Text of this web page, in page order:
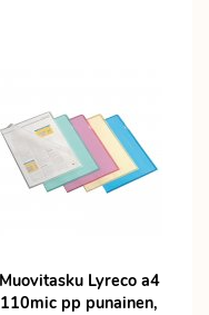
Muovitasku Lyreco a4
110mic pp punainen,